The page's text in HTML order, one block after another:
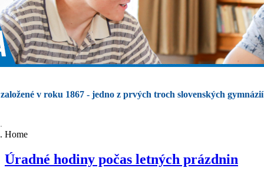
založené v roku 1867 - jedno z prvých troch slovenských gymnázií
Home
Úradné hodiny počas letných prázdnin